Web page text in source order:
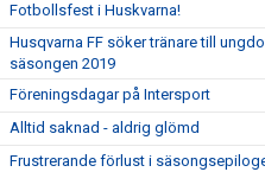
Fotbollsfest i Huskvarna!
Husqvarna FF söker tränare till
säsongen 2019
Föreningsdagar på Intersport
Alltid saknad - aldrig glömd
Frustrerande förlust i